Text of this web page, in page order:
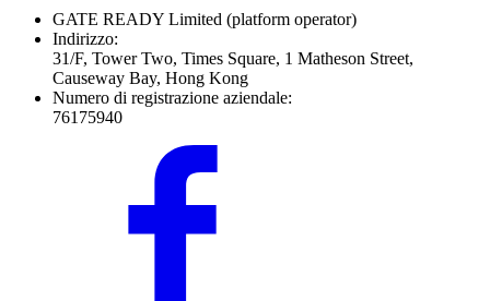
GATE READY Limited (platform operator)
Indirizzo:
31/F, Tower Two, Times Square, 1 Matheson Street,
Causeway Bay, Hong Kong
Numero di registrazione aziendale:
76175940